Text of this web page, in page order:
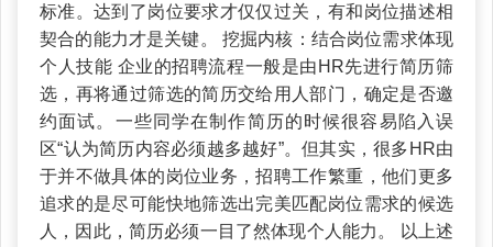
标准。达到了岗位要求才仅仅过关，有和岗位描述相
契合的能力才是关键。 挖掘内核：结合岗位需求体现
个人技能 企业的招聘流程一般是由HR先进行简历筛
选，再将通过筛选的简历交给用人部门，确定是否邀
约面试。一些同学在制作简历的时候很容易陷入误
区“认为简历内容必须越多越好”。但其实，很多HR由
于并不做具体的岗位业务，招聘工作繁重，他们更多
追求的是尽可能快地筛选出完美匹配岗位需求的候选
人，因此，简历必须一目了然体现个人能力。 以上述